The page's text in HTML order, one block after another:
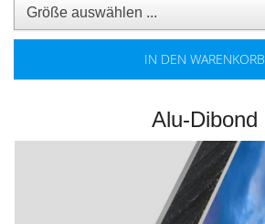
IN DEN WARENKORB
Alu-Dibond